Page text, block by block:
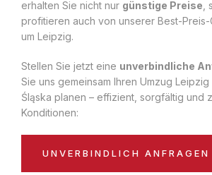
erhalten Sie nicht nur günstige Preise
profitieren auch von unserer Best-Preis-
um Leipzig.
Stellen Sie jetzt eine unverbindliche
Sie uns gemeinsam Ihren Umzug Leipzig
Śląska planen – effizient, sorgfältig und
Konditionen:
UNVERBINDLICH ANFRAGEN